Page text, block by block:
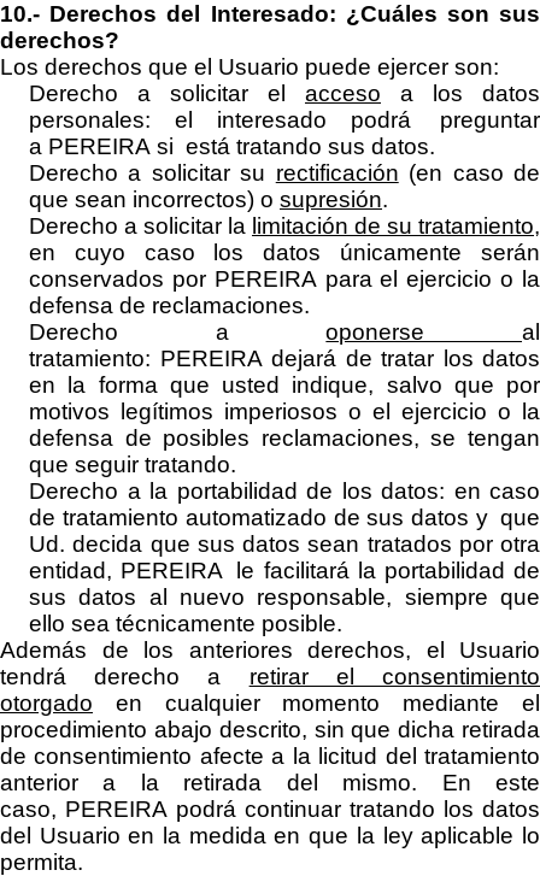
10.- Derechos del Interesado: ¿Cuáles son sus
derechos?
Los derechos que el Usuario puede ejercer son:
Derecho a solicitar el acceso a los datos
personales: el interesado podrá preguntar
a PEREIRA si está tratando sus datos.
Derecho a solicitar su rectificación (en caso de
que sean incorrectos) o supresión.
Derecho a solicitar la limitación de su tratamiento,
en cuyo caso los datos únicamente serán
conservados por PEREIRA para el ejercicio o la
defensa de reclamaciones.
Derecho aoponerseal
tratamiento: PEREIRA dejará de tratar los datos
en la forma que usted indique, salvo que por
motivos legítimos imperiosos o el ejercicio o la
defensa de posibles reclamaciones, se tengan
que seguir tratando.
Derecho a la portabilidad de los datos: en caso
de tratamiento automatizado de sus datos y que
Ud. decida que sus datos sean tratados por otra
entidad, PEREIRA le facilitará la portabilidad de
sus datos al nuevo responsable, siempre que
ello sea técnicamente posible.
Además de los anteriores derechos, el Usuario
tendrá derecho a retirar el consentimiento
otorgado en cualquier momento mediante el
procedimiento abajo descrito, sin que dicha retirada
de consentimiento afecte a la licitud del tratamiento
anterior a la retirada del mismo. En este
caso, PEREIRA podrá continuar tratando los datos
del Usuario en la medida en que la ley aplicable lo
permita.